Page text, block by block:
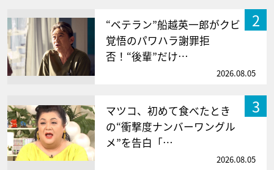
2
“ベテラン”船越英一郎がクビ
覚悟のパワハラ謝罪拒
否！“後輩”だけ…
2026.08.05
3
マツコ、初めて食べたとき
の“衝撃度ナンバーワングル
メ”を告白「…
2026.08.05